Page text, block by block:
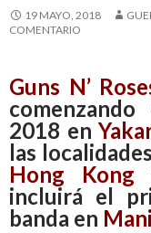
19 MAYO, 2018
COMENTARIO
Guns N’
2018 en
las
Hong Kong
incluirá el
banda en